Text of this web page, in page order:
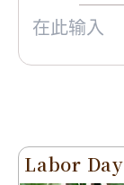
Labor Day